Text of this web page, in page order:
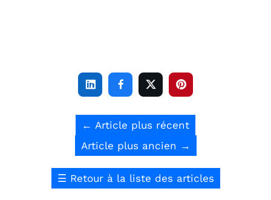
   
← Article plus récent
Article plus ancien →
☰ Retour à la liste des articles